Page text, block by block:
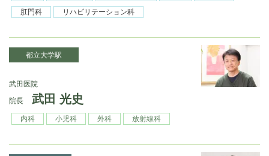
肛門科
リハビリテーション科
都立大学駅
武田医院
院長
武田 光史
内科 小児科 外科 放射線科